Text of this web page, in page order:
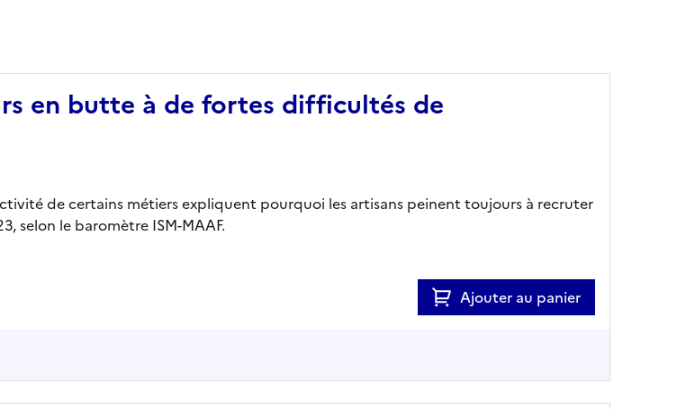
en butte à de fortes difficultés de
de certains métiers expliquent pourquoi les artisans peinent toujours à recruter
selon le baromètre ISM-MAAF.
Ajouter au panier